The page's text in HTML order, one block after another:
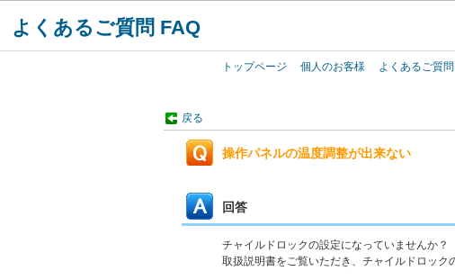
よくあるご質問 FAQ
トップページ 個人のお客様 よくあるご質
戻る
操作パネルの温度調整が出来ない
回答
チャイルドロックの設定になっていませんか？
取扱説明書をご覧いただき、チャイルドロック